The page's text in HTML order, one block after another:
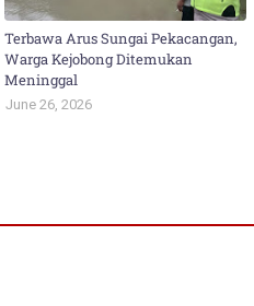
Terbawa Arus Sungai Pekacangan,
Warga Kejobong Ditemukan
Meninggal
June 26, 2026